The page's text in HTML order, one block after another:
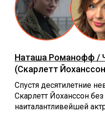
Наташа Романофф /
(Скарлетт
Спустя десятилетние
Скарлетт Йоханссон без
наиталантливейшей